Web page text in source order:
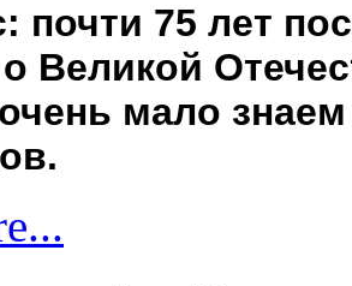
почти 75 лет
Великой
мало